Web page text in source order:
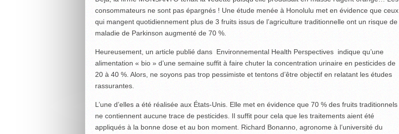
consommateurs ne sont pas épargnés ! Une étude menée à Honolulu met en évidence que ceux
qui mangent quotidiennement plus de 3 fruits issus de l’agriculture traditionnelle ont un risque de
maladie de Parkinson augmenté de 70 %.
Heureusement, un article publié dans Environnemental Health Perspectives indique qu’une
alimentation « bio » d’une semaine suffit à faire chuter la concentration urinaire en pesticides de
20 à 40 %. Alors, ne soyons pas trop pessimiste et tentons d’être objectif en relatant les études
rassurantes.
L’une d’elles a été réalisée aux États-Unis. Elle met en évidence que 70 % des fruits traditionnels
ne contiennent aucune trace de pesticides. Il suffit pour cela que les traitements aient été
appliqués à la bonne dose et au bon moment. Richard Bonanno, agronome à l’université du